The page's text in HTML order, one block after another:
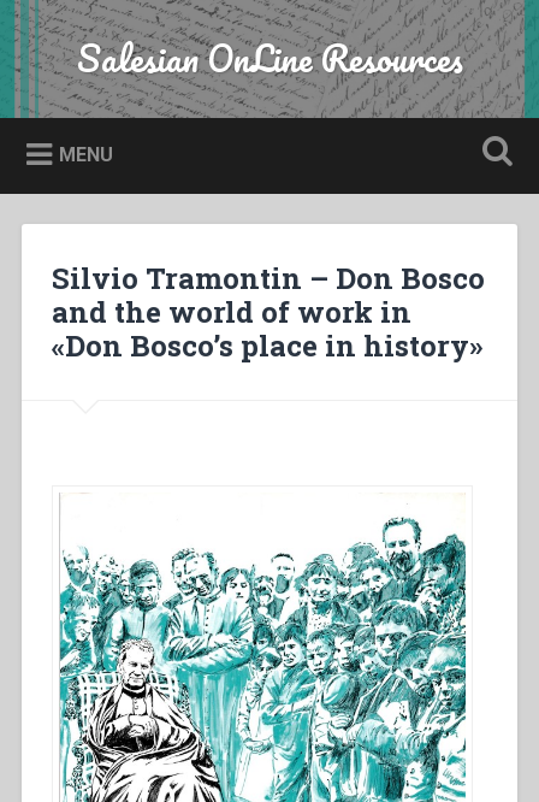
Skip
to
content
Search Salesian OnLine Resources
MENU
Silvio Tramontin – Don Bosco
and the world of work in
«Don Bosco’s place in history»